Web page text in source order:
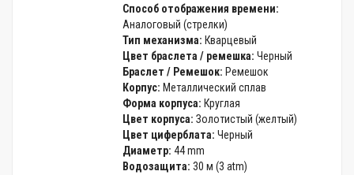
Способ отображения времени:
Аналоговый (стрелки)
Тип механизма: Кварцевый
Цвет браслета / ремешка: Черный
Браслет / Ремешок: Ремешок
Корпус: Металлический сплав
Форма корпуса: Круглая
Цвет корпуса: Золотистый (желтый)
Цвет циферблата: Черный
Диаметр: 44 mm
Водозащита: 30 м (3 atm)